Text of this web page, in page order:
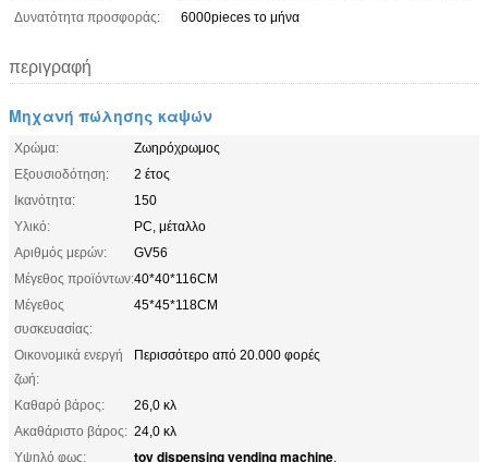
Δυνατότητα προσφοράς:
6000pieces το μήνα
περιγραφή
Μηχανή πώλησης καψών
Χρώμα:
Ζωηρόχρωμος
Εξουσιοδότηση:
2 έτος
Ικανότητα:
150
Υλικό:
PC, μέταλλο
Αριθμός μερών:
GV56
Μέγεθος προϊόντων:40*40*116CM
Μέγεθος
συσκευασίας:
45*45*118CM
Οικονομικά ενεργή
ζωή:
Περισσότερο από 20.000 φορές
Καθαρό βάρος:
26,0 κλ
Ακαθάριστο βάρος: 24,0 κλ
Υψηλό φως:
toy dispensing vending machine,